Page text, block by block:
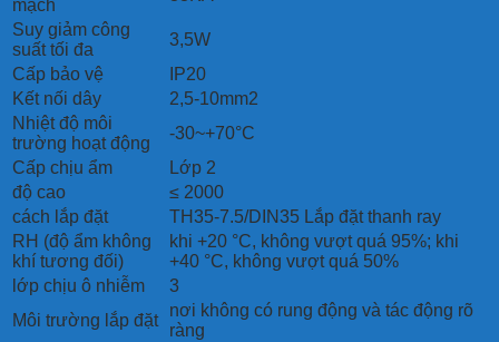
mạch
Suy giảm công
suất tối đa
3,5W
Cấp bảo vệ
IP20
Kết nối dây
2,5-10mm2
Nhiệt độ môi
trường hoạt động
-30~+70°C
Cấp chịu ẩm
Lớp 2
độ cao
≤ 2000
cách lắp đặt
TH35-7.5/DIN35 Lắp đặt thanh ray
RH (độ ẩm không
khí tương đối)
khi +20 °C, không vượt quá 95%; khi
+40 °C, không vượt quá 50%
lớp chịu ô nhiễm
3
Môi trường lắp đặt
nơi không có rung động và tác động rõ
ràng